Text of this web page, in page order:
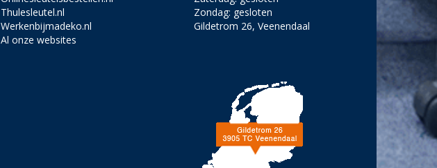
Thulesleutel.nl
Werkenbijmadeko.nl
Al onze websites
Zondag: gesloten
Gildetrom 26, Veenendaal